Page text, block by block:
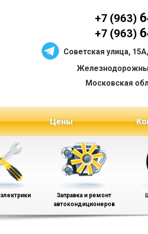
+7 (963)
+7 (963)
Советская улица,
Московская
Цены
Заправка и ремонт
автокондиционеров